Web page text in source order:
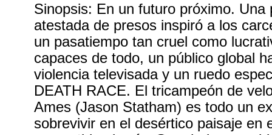
Sinopsis: En un futuro próximo. Una
atestada de presos inspiró a los
un pasatiempo tan cruel como
capaces de todo, un público global
violencia televisada y un ruedo
DEATH RACE. El tricampeón de
Ames (Jason Statham) es todo un
sobrevivir en el desértico paisaje en